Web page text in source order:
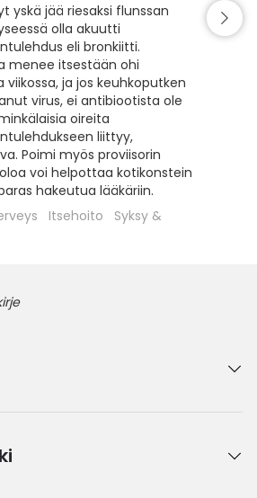
yskä jää riesaksi flunssan
olla akuutti
eli bronkiitti.
menee itsestään ohi
ja jos keuhkoputken
virus, ei antibiootista ole
oireita
liittyy,
Poimi myös proviisorin
voi helpottaa kotikonstein
hakeutua lääkäriin.
Itsehoito
Syksy &